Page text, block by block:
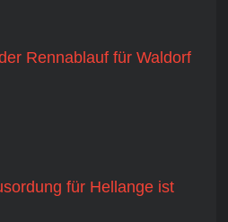
Rennablauf für Waldorf
für Hellange ist